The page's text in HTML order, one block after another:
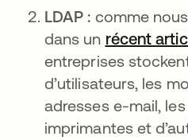
LDAP : comme
dans un récent
entreprises
d’utilisateurs, les
adresses e-mail,
imprimantes et